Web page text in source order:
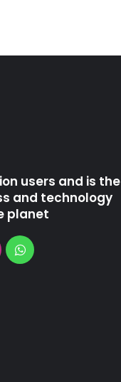
users and is the
and technology
planet
WhatsApp